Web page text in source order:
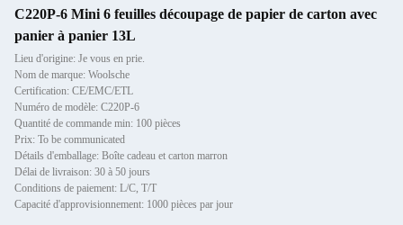
C220P-6 Mini 6 feuilles découpage de papier de carton avec
panier à panier 13L
Lieu d'origine: Je vous en prie.
Nom de marque: Woolsche
Certification: CE/EMC/ETL
Numéro de modèle: C220P-6
Quantité de commande min: 100 pièces
Prix: To be communicated
Détails d'emballage: Boîte cadeau et carton marron
Délai de livraison: 30 à 50 jours
Conditions de paiement: L/C, T/T
Capacité d'approvisionnement: 1000 pièces par jour